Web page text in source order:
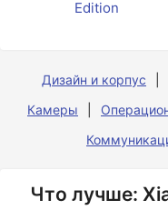
Edition
Дизайн и корпус
Камеры
Что лучше: